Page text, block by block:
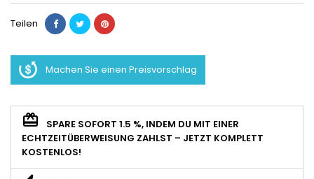
Teilen
Machen Sie einen Preisvorschlag
SPARE SOFORT 1.5 %, INDEM DU MIT EINER
ECHTZEITÜBERWEISUNG ZAHLST – JETZT KOMPLETT
KOSTENLOS!